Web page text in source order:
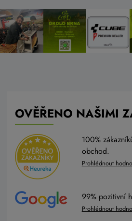
OVĚŘENO NAŠIMI
100%
obchod.
Prohlédnout
99% pozitivní
Prohlédnout